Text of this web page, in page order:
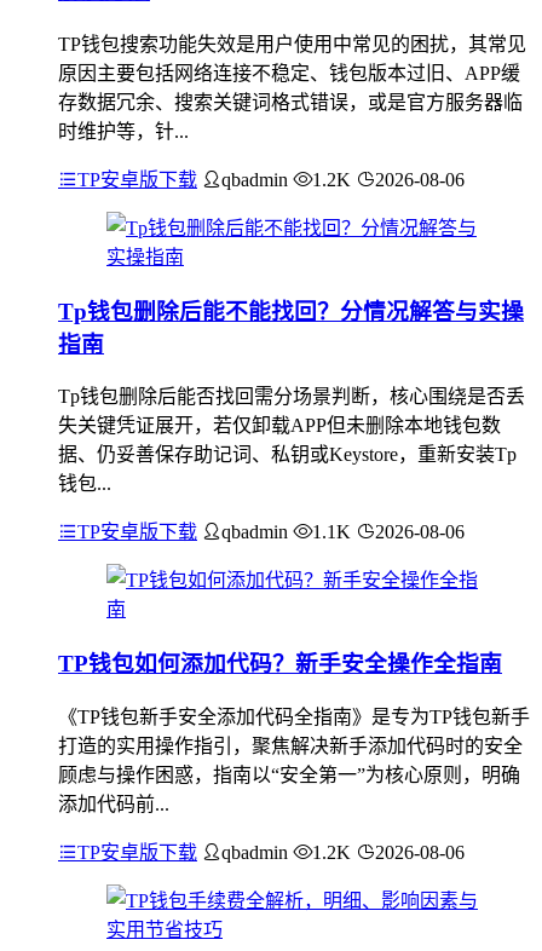
TP钱包搜索功能失效是用户使用中常见的困扰，其常见
原因主要包括网络连接不稳定、钱包版本过旧、APP缓
存数据冗余、搜索关键词格式错误，或是官方服务器临
时维护等，针...
TP安卓版下载 qbadmin 1.2K 2026-08-06
Tp钱包删除后能不能找回？分情况解答与实操
指南
Tp钱包删除后能否找回需分场景判断，核心围绕是否丢
失关键凭证展开，若仅卸载APP但未删除本地钱包数
据、仍妥善保存助记词、私钥或Keystore，重新安装Tp
钱包...
TP安卓版下载 qbadmin 1.1K 2026-08-06
TP钱包如何添加代码？新手安全操作全指南
《TP钱包新手安全添加代码全指南》是专为TP钱包新手
打造的实用操作指引，聚焦解决新手添加代码时的安全
顾虑与操作困惑，指南以“安全第一”为核心原则，明确
添加代码前...
TP安卓版下载 qbadmin 1.2K 2026-08-06